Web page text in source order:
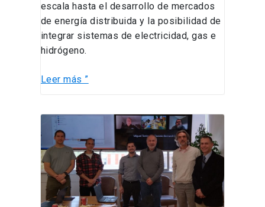
escala hasta el desarrollo de mercados
de energía distribuida y la posibilidad de
integrar sistemas de electricidad, gas e
hidrógeno.
Leer más ”
Defensa
de
Tesis
Doctoral